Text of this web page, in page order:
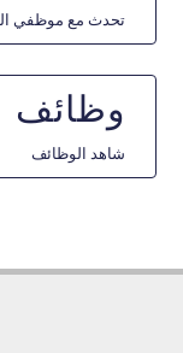
تحدث مع موظفي
وظائف
شاهد الوظائف